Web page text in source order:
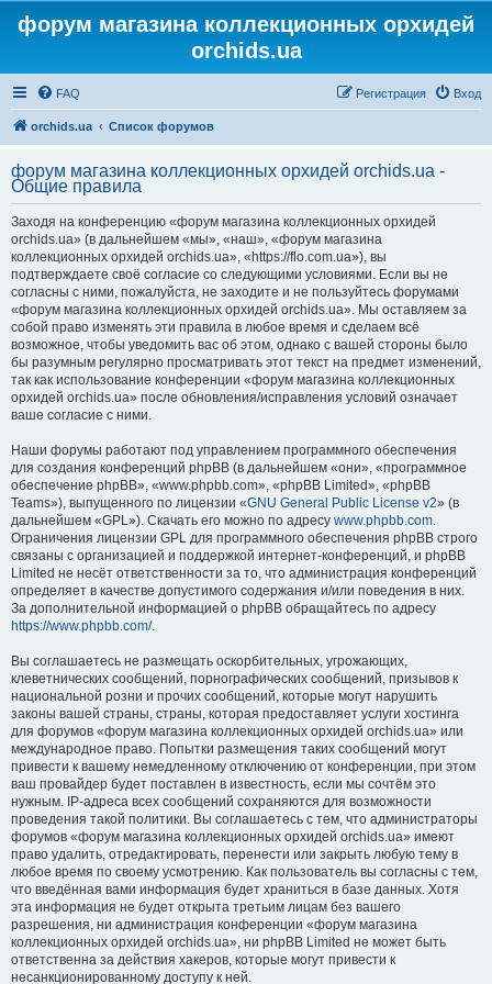
форум магазина коллекционных орхидей
orchids.ua
FAQ Вход
Регистрация
orchids.ua Список форумов
форум магазина коллекционных орхидей orchids.ua -
Общие правила
Заходя на конференцию «форум магазина коллекционных орхидей
orchids.ua» (в дальнейшем «мы», «наш», «форум магазина
коллекционных орхидей orchids.ua», «https://flo.com.ua»), вы
подтверждаете своё согласие со следующими условиями. Если вы не
согласны с ними, пожалуйста, не заходите и не пользуйтесь форумами
«форум магазина коллекционных орхидей orchids.ua». Мы оставляем за
собой право изменять эти правила в любое время и сделаем всё
возможное, чтобы уведомить вас об этом, однако с вашей стороны было
бы разумным регулярно просматривать этот текст на предмет изменений,
так как использование конференции «форум магазина коллекционных
орхидей orchids.ua» после обновления/исправления условий означает
ваше согласие с ними.
Наши форумы работают под управлением программного обеспечения
для создания конференций phpBB (в дальнейшем «они», «программное
обеспечение phpBB», «www.phpbb.com», «phpBB Limited», «phpBB
Teams»), выпущенного по лицензии «GNU General Public License v2» (в
дальнейшем «GPL»). Скачать его можно по адресу www.phpbb.com.
Ограничения лицензии GPL для программного обеспечения phpBB строго
связаны с организацией и поддержкой интернет-конференций, и phpBB
Limited не несёт ответственности за то, что администрация конференций
определяет в качестве допустимого содержания и/или поведения в них.
За дополнительной информацией о phpBB обращайтесь по адресу
https://www.phpbb.com/.
Вы соглашаетесь не размещать оскорбительных, угрожающих,
клеветнических сообщений, порнографических сообщений, призывов к
национальной розни и прочих сообщений, которые могут нарушить
законы вашей страны, страны, которая предоставляет услуги хостинга
для форумов «форум магазина коллекционных орхидей orchids.ua» или
международное право. Попытки размещения таких сообщений могут
привести к вашему немедленному отключению от конференции, при этом
ваш провайдер будет поставлен в известность, если мы сочтём это
нужным. IP-адреса всех сообщений сохраняются для возможности
проведения такой политики. Вы соглашаетесь с тем, что администраторы
форумов «форум магазина коллекционных орхидей orchids.ua» имеют
право удалить, отредактировать, перенести или закрыть любую тему в
любое время по своему усмотрению. Как пользователь вы согласны с тем,
что введённая вами информация будет храниться в базе данных. Хотя
эта информация не будет открыта третьим лицам без вашего
разрешения, ни администрация конференции «форум магазина
коллекционных орхидей orchids.ua», ни phpBB Limited не может быть
ответственна за действия хакеров, которые могут привести к
несанкционированному доступу к ней.